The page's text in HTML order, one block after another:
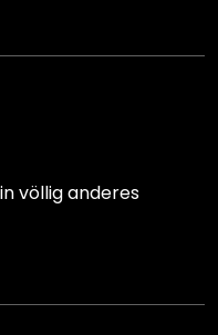
völlig anderes